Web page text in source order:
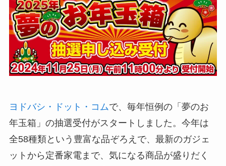
ヨドバシ・ドット・コムで、毎年恒例の「夢のお
年玉箱」の抽選受付がスタートしました。今年は
全58種類という豊富な品ぞろえで、最新のガジェ
ットから定番家電まで、気になる商品が盛りだく